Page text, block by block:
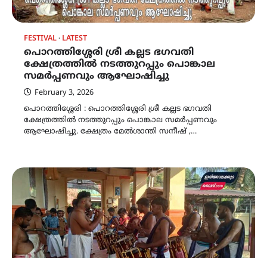
FESTIVAL LATEST
പൊറത്തിശ്ശേരി ശ്രീ കല്ലട ഭഗവതി
ക്ഷേത്രത്തിൽ നടത്തുറപ്പും പൊങ്കാല
സമർപ്പണവും ആഘോഷിച്ചു
February 3, 2026
പൊറത്തിശ്ശേരി : പൊറത്തിശ്ശേരി ശ്രീ കല്ലട ഭഗവതി
ക്ഷേത്രത്തിൽ നടത്തുറപ്പും പൊങ്കാല സമർപ്പണവും
ആഘോഷിച്ചു. ക്ഷേത്രം മേൽശാന്തി സനീഷ് ,…